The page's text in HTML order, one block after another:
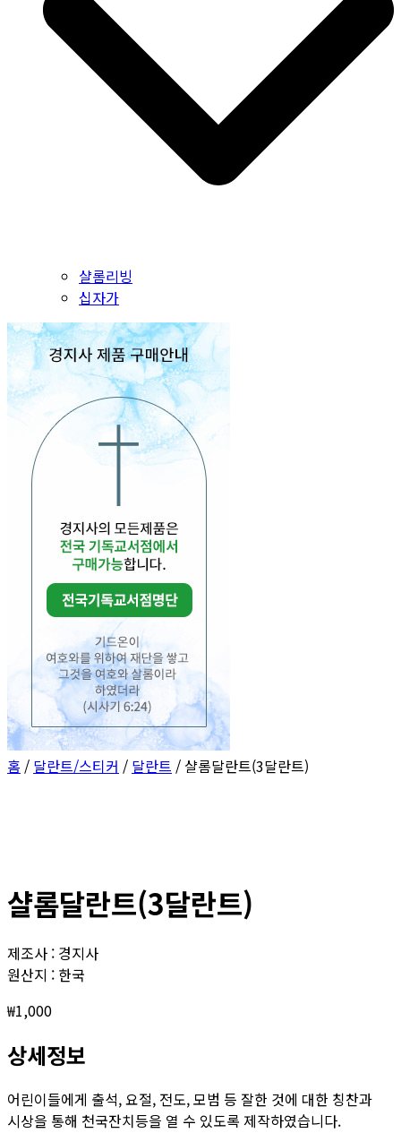
샬롬리빙
십자가
홈 / 달란트/스티커 / 달란트 / 샬롬달란트(3달란트)
샬롬달란트(3달란트)
제조사 : 경지사
원산지 : 한국
₩1,000
상세정보
어린이들에게 출석, 요절, 전도, 모범 등 잘한 것에 대한 칭찬과
시상을 통해 천국잔치등을 열 수 있도록 제작하였습니다.